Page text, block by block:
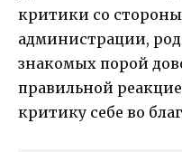
критики со
администрации,
знакомых порой
правильной
критику себе во